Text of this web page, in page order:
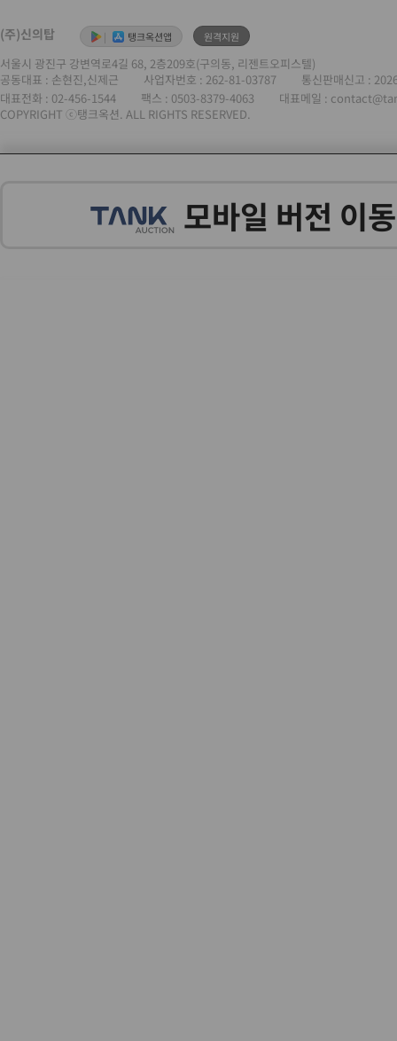
(주)신의탑 | 탱크옥션앱 원격지원
서울시 광진구 강변역로4길 68, 2층209호(구의동, 리젠트오피스텔)
공동대표 : 손현진,신제근
사업자번호 : 262-81-03787
통신판매신고 :
대표전화 : 02-456-1544 팩스 : 0503-8379-4063
대표메일 :
COPYRIGHT ⓒ탱크옥션. ALL RIGHTS RESERVED.
모바일 버전 이동